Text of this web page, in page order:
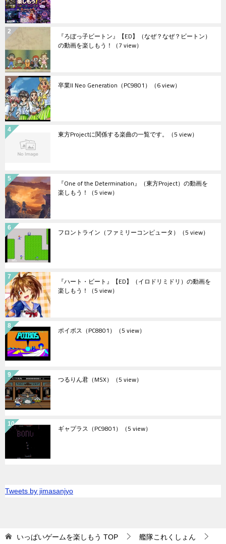
『ろぼっ子ビートン』【ED】（なぜ？なぜ？ビートン）
の動画を楽しもう！ （7 view）
卒業II Neo Generation（PC9801） （6 view）
東方Projectに関係する楽曲の一覧です。 （5 view）
『One of the Determination』（東方Project）の動画を
楽しもう！ （5 view）
フロントライン（ファミリーコンピュータ） （5 view）
『ハート・ビート』【ED】（イロドリミドリ）の動画を
楽しもう！ （5 view）
ポイボス（PC8801） （5 view）
つるりん君（MSX） （5 view）
ギャプラス（PC9801） （5 view）
Tweets by jimasanjyo
いっぱいゲームを楽しもう TOP 艦隊これくしょん